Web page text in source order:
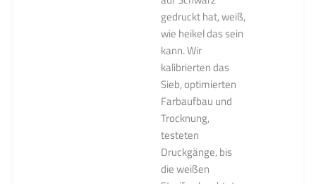
gedruckt hat, weiß,
wie heikel das sein
kann. Wir
kalibrierten das
Sieb, optimierten
Farbaufbau und
Trocknung,
testeten
Druckgänge, bis
die weißen